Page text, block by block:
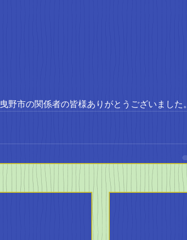
野市の関係者の皆様ありがとうございました。